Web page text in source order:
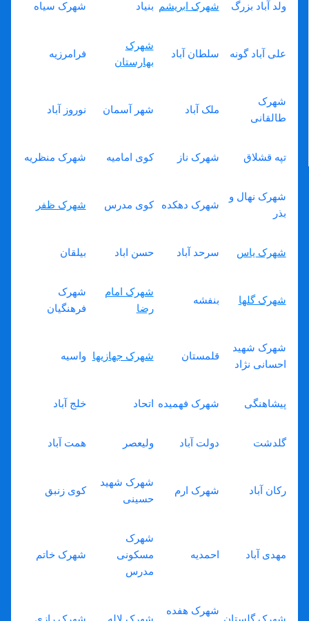
ولد آباد بزرگ شهرک ابریشم بنیاد شهرک سیاه
علی آباد گونه سلطان آباد
شهرک
بهارستان
فرامرزیه
شهرک
طالقانی
ملک آباد شهر آسمان نوروز آباد
تپه قشلاق شهرک ناز کوی امامیه شهرک منظریه
شهرک نهال و
بذر
شهرک دهکده کوی مدرس شهرک ظفر
شهرک یاس سرحد آباد حسن اباد بیلقان
شهرک گلها بنفشه
شهرک امام
رضا
شهرک
فرهنگیان
شهرک شهید
احسانی نژاد
قلمستان شهرک جهازیها واسیه
پیشاهنگی شهرک فهمیده اتحاد خلج آباد
گلدشت دولت آباد ولیعصر همت آباد
رکان آباد شهرک ارم
شهرک شهید
حسینی
کوی زنبق
مهدی آباد احمدیه
شهرک
مسکونی
مدرس
شهرک خاتم
شهرک هفده